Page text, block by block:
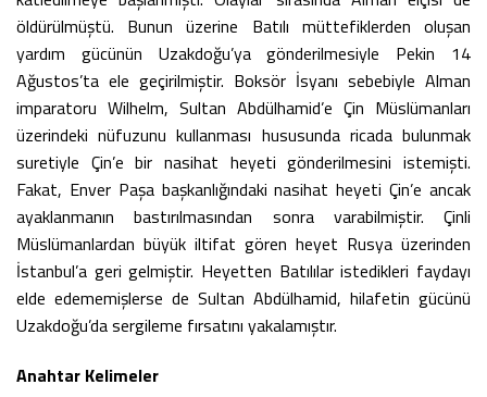
öldürülmüştü. Bunun üzerine Batılı müttefiklerden oluşan
yardım gücünün Uzakdoğu’ya gönderilmesiyle Pekin 14
Ağustos’ta ele geçirilmiştir. Boksör İsyanı sebebiyle Alman
imparatoru Wilhelm, Sultan Abdülhamid’e Çin Müslümanları
üzerindeki nüfuzunu kullanması hususunda ricada bulunmak
suretiyle Çin’e bir nasihat heyeti gönderilmesini istemişti.
Fakat, Enver Paşa başkanlığındaki nasihat heyeti Çin’e ancak
ayaklanmanın bastırılmasından sonra varabilmiştir. Çinli
Müslümanlardan büyük iltifat gören heyet Rusya üzerinden
İstanbul’a geri gelmiştir. Heyetten Batılılar istedikleri faydayı
elde edememişlerse de Sultan Abdülhamid, hilafetin gücünü
Uzakdoğu’da sergileme fırsatını yakalamıştır.
Anahtar Kelimeler